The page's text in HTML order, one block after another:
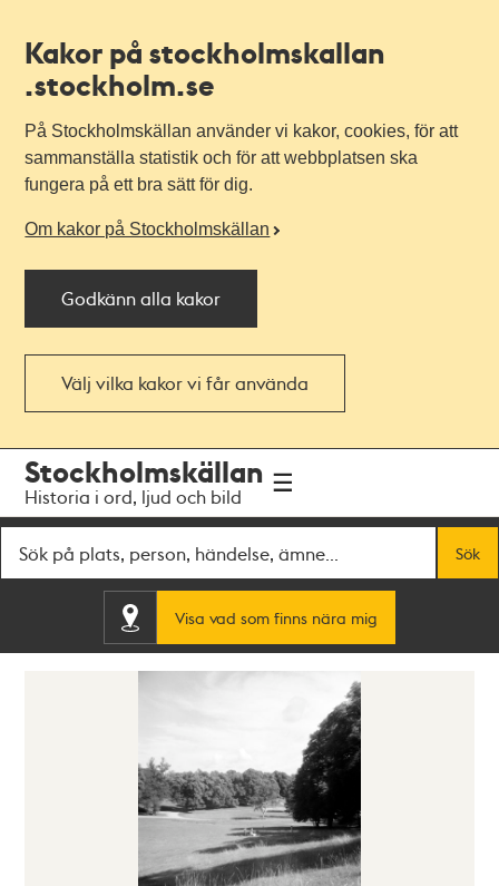
Kakor på stockholmskallan
.stockholm.se
På Stockholmskällan använder vi kakor, cookies, för att
sammanställa statistik och för att webbplatsen ska
fungera på ett bra sätt för dig.
Om kakor på Stockholmskällan
Godkänn alla kakor
Välj vilka kakor vi får använda
navigationen
huvudinnehållet
Stockholmskällan
Historia i ord, ljud och bild
Sök
Visa vad som finns nära mig